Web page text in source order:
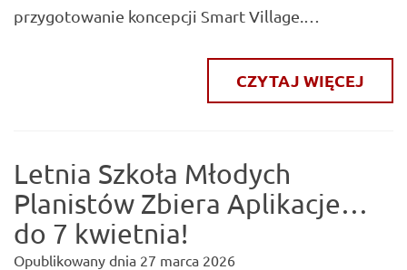
przygotowanie koncepcji Smart Village.…
CZYTAJ WIĘCEJ
Letnia Szkoła Młodych
Planistów Zbiera Aplikacje…
do 7 kwietnia!
Opublikowany dnia 27 marca 2026